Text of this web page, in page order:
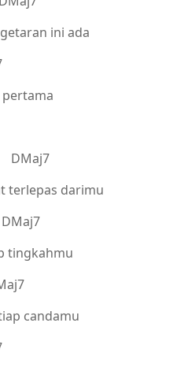
ini ada
terlepas darimu
tingkahmu
candamu